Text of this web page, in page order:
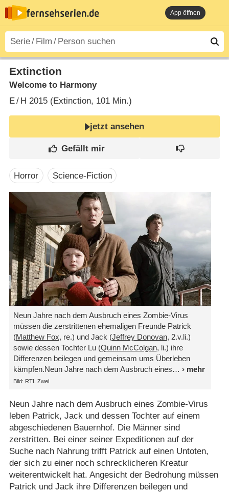
App öffnen
Extinction
Welcome to Harmony
E/ H 2015 (Extinction‎, 101 Min.)
jetzt ansehen
Horror Science-Fiction
Neun Jahre nach dem Ausbruch eines Zombie-Virus
müssen die zerstrittenen ehemaligen Freunde Patrick
(Matthew Fox, re.) und Jack (Jeffrey Donovan, 2.v.li.)
sowie dessen Tochter Lu (Quinn McColgan, li.) ihre
Differenzen beilegen und gemeinsam ums Überleben
kämpfen.Neun Jahre nach dem Ausbruch eines
Bild: RTL Zwei
Neun Jahre nach dem Ausbruch eines Zombie-Virus
leben Patrick, Jack und dessen Tochter auf einem
abgeschiedenen Bauernhof. Die Männer sind
zerstritten. Bei einer seiner Expeditionen auf der
Suche nach Nahrung trifft Patrick auf einen Untoten,
der sich zu einer noch schrecklicheren Kreatur
weiterentwickelt hat. Angesicht der Bedrohung müssen
Patrick und Jack ihre Differenzen beilegen und